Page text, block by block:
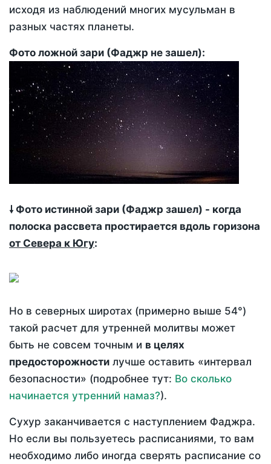
исходя из наблюдений многих мусульман в
разных частях планеты.
Фото ложной зари (Фаджр не зашел):
🠗 Фото истинной зари (Фаджр зашел) - когда
полоска рассвета простирается вдоль горизона
от Севера к Югу:
Но в северных широтах (примерно выше 54°)
такой расчет для утренней молитвы может
быть не совсем точным и в целях
предосторожности лучше оставить «интервал
безопасности» (подробнее тут: Во сколько
начинается утренний намаз?).
Сухур заканчивается с наступлением Фаджра.
Но если вы пользуетесь расписаниями, то вам
необходимо либо иногда сверять расписание со